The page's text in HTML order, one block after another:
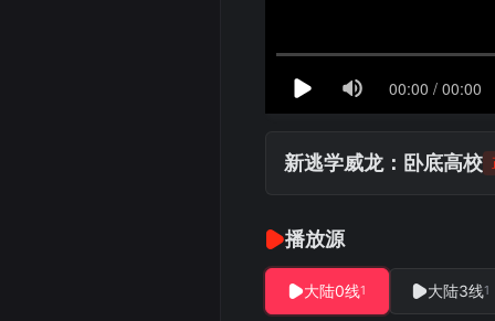
新逃学威龙：卧底高校
播放源
大陆0线1 大陆3线1